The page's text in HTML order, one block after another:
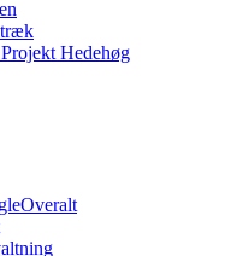
træk
Hedehøg